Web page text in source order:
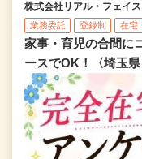
株式会社リアル・フェイス
業務委託 登録制 在宅
家事・育児の合間に
ースでOK！〈埼玉県